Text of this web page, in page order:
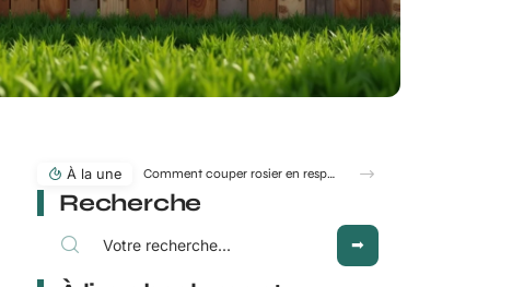
À la une Comment couper rosier en respectant la lune au jardin ?
Recherche